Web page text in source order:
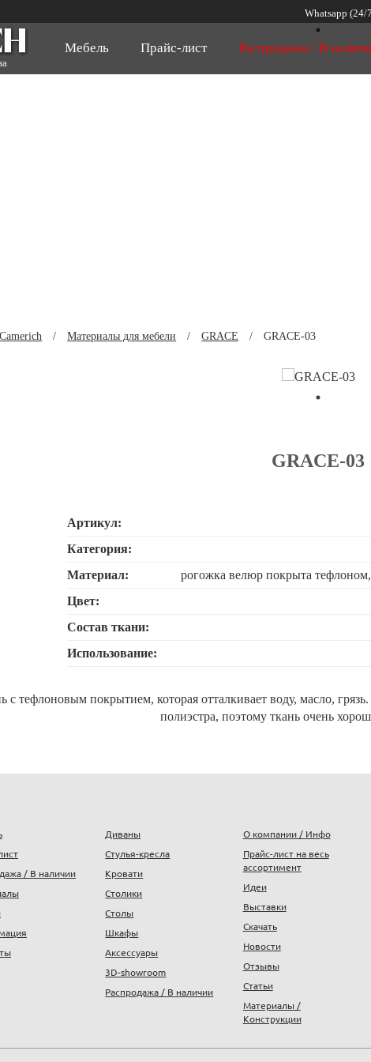
Whatsapp (24/
Мебель Прайс-лист Распродажа / В
/ Материалы для мебели / GRACE / GRACE-03
GRACE-03
Артикул:
Категория:
Материал:
рогожка велюр покрыта
Цвет:
Состав ткани:
Использование:
с тефлоновым покрытием, которая отталкивает воду, масло,
полиэстра, поэтому ткань очень
/ В наличии
Диваны
Стулья-кресла
Кровати
Столики
Столы
Шкафы
Аксессуары
3D-showroom
Распродажа / В наличии
О компании / Инфо
Прайс-лист на весь
ассортимент
Идеи
Выставки
Скачать
Новости
Отзывы
Статьи
Материалы /
Конструкции